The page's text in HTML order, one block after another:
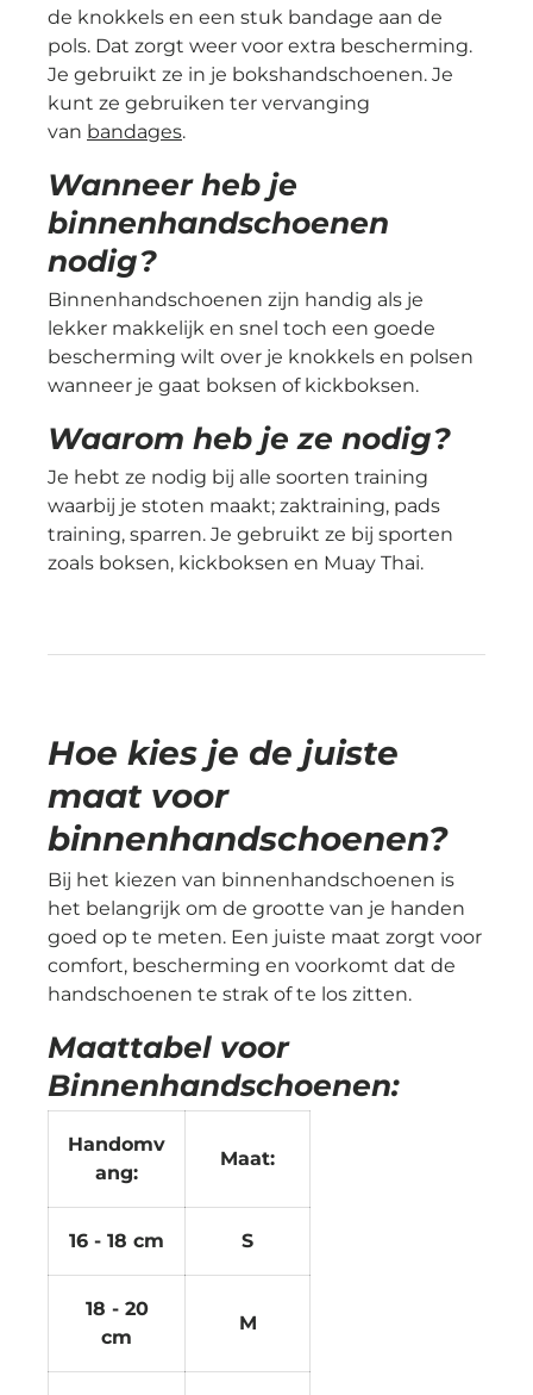
de knokkels en een stuk bandage aan de
pols. Dat zorgt weer voor extra bescherming.
Je gebruikt ze in je bokshandschoenen. Je
kunt ze gebruiken ter vervanging
van bandages.
Wanneer heb je
binnenhandschoenen
nodig?
Binnenhandschoenen zijn handig als je
lekker makkelijk en snel toch een goede
bescherming wilt over je knokkels en polsen
wanneer je gaat boksen of kickboksen.
Waarom heb je ze nodig?
Je hebt ze nodig bij alle soorten training
waarbij je stoten maakt; zaktraining, pads
training, sparren. Je gebruikt ze bij sporten
zoals boksen, kickboksen en Muay Thai.
Hoe kies je de juiste
maat voor
binnenhandschoenen?
Bij het kiezen van binnenhandschoenen is
het belangrijk om de grootte van je handen
goed op te meten. Een juiste maat zorgt voor
comfort, bescherming en voorkomt dat de
handschoenen te strak of te los zitten.
Maattabel voor
Binnenhandschoenen:
Handomv
ang:
Maat:
16 - 18 cm S
18 - 20
cm
M